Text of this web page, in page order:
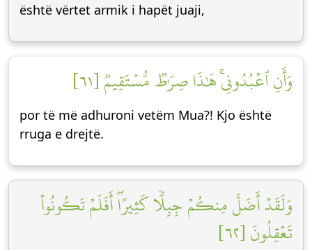
është vërtet armik i hapët juaji,
وَأَنِ ٱعۡبُدُونِيۚ هَٰذَا صِرَٰطٞ مُّسۡتَقِيمٞ [٦١]
por të më adhuroni vetëm Mua?! Kjo është
rruga e drejtë.
وَلَقَدۡ أَضَلَّ مِنكُمۡ جِبِلّٗا كَثِيرًاۖ أَفَلَمۡ تَكُونُواْ
تَعۡقِلُونَ [٦٢]